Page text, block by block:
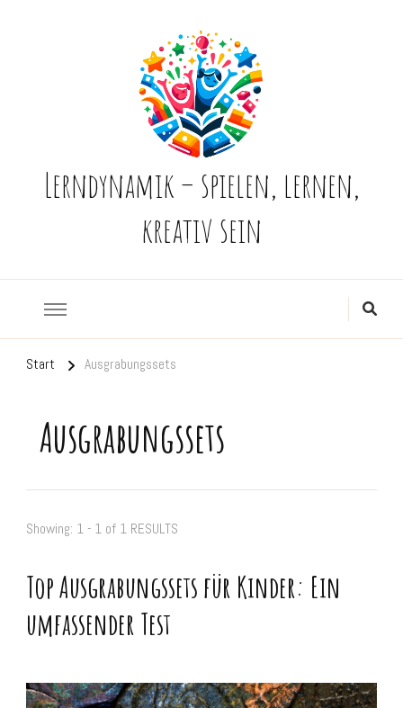
Lerndynamik – spielen, lernen,
kreativ sein
Start Ausgrabungssets
Ausgrabungssets
Showing: 1 - 1 of 1 RESULTS
Top Ausgrabungssets für Kinder: Ein
umfassender Test